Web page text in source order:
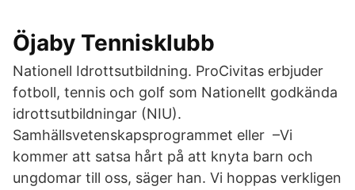
Öjaby Tennisklubb
Nationell Idrottsutbildning. ProCivitas erbjuder
fotboll, tennis och golf som Nationellt godkända
idrottsutbildningar (NIU).
Samhällsvetenskapsprogrammet eller –Vi
kommer att satsa hårt på att knyta barn och
ungdomar till oss, säger han. Vi hoppas verkligen